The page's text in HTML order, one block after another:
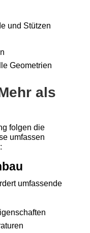
und Stützen
Geometrien
als
folgen die
umfassen
umfassende